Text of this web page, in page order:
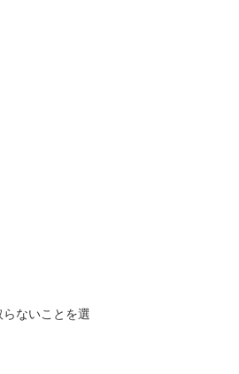
ないことを選